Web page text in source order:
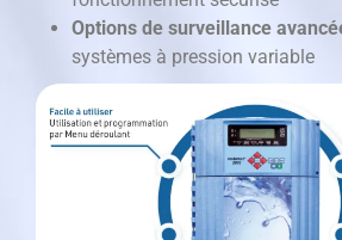
Options de surveillance
systèmes à pression variable